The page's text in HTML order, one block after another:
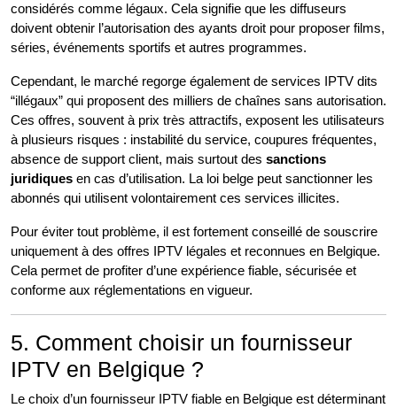
considérés comme légaux. Cela signifie que les diffuseurs
doivent obtenir l’autorisation des ayants droit pour proposer films,
séries, événements sportifs et autres programmes.
Cependant, le marché regorge également de services IPTV dits
“illégaux” qui proposent des milliers de chaînes sans autorisation.
Ces offres, souvent à prix très attractifs, exposent les utilisateurs
à plusieurs risques : instabilité du service, coupures fréquentes,
absence de support client, mais surtout des sanctions
juridiques en cas d’utilisation. La loi belge peut sanctionner les
abonnés qui utilisent volontairement ces services illicites.
Pour éviter tout problème, il est fortement conseillé de souscrire
uniquement à des offres IPTV légales et reconnues en Belgique.
Cela permet de profiter d’une expérience fiable, sécurisée et
conforme aux réglementations en vigueur.
5. Comment choisir un fournisseur
IPTV en Belgique ?
Le choix d’un fournisseur IPTV fiable en Belgique est déterminant